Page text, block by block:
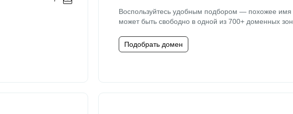
Воспользуйтесь удобным подбором — похожее имя
может быть свободно в одной из 700+ доменных зон.
Подобрать домен